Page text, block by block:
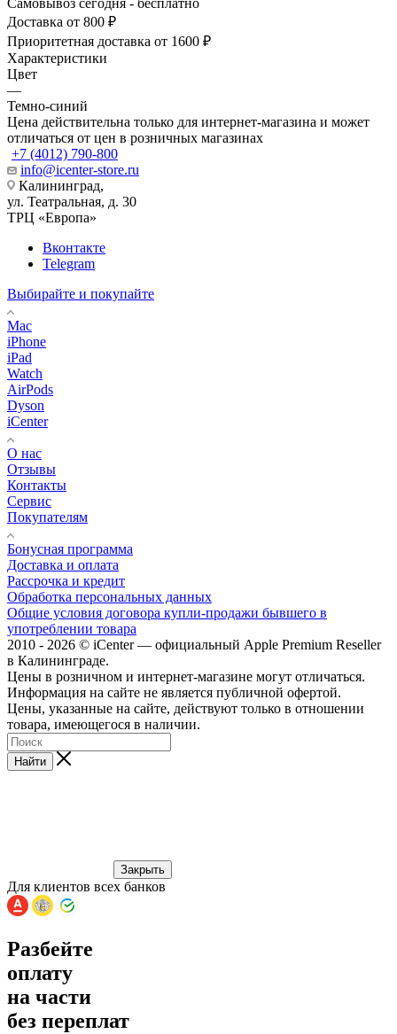
Самовывоз сегодня - бесплатно
Доставка от 800 ₽
Приоритетная доставка от 1600 ₽
Характеристики
Цвет
—
Темно-синий
Цена действительна только для интернет-магазина и может
отличаться от цен в розничных магазинах
+7 (4012) 790-800
info@icenter-store.ru
Калининград,
ул. Театральная, д. 30
ТРЦ «Европа»
Вконтакте
Telegram
Выбирайте и покупайте
Mac
iPhone
iPad
Watch
AirPods
Dyson
iCenter
О нас
Отзывы
Контакты
Сервис
Покупателям
Бонусная программа
Доставка и оплата
Рассрочка и кредит
Обработка персональных данных
Общие условия договора купли-продажи бывшего в
употреблении товара
2010 - 2026 © iCenter — официальный Apple Premium Reseller
в Калининграде.
Цены в розничном и интернет-магазине могут отличаться.
Информация на сайте не является публичной офертой.
Цены, указанные на сайте, действуют только в отношении
товара, имеющегося в наличии.
Найти
Закрыть
Для клиентов всех банков
Разбейте
оплату
на части
без переплат